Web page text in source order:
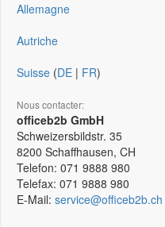
Allemagne
Autriche
Suisse (DE | FR)
Nous contacter:
officeb2b GmbH
Schweizersbildstr. 35
8200 Schaffhausen, CH
Telefon: 071 9888 980
Telefax: 071 9888 980
E-Mail: service@officeb2b.ch